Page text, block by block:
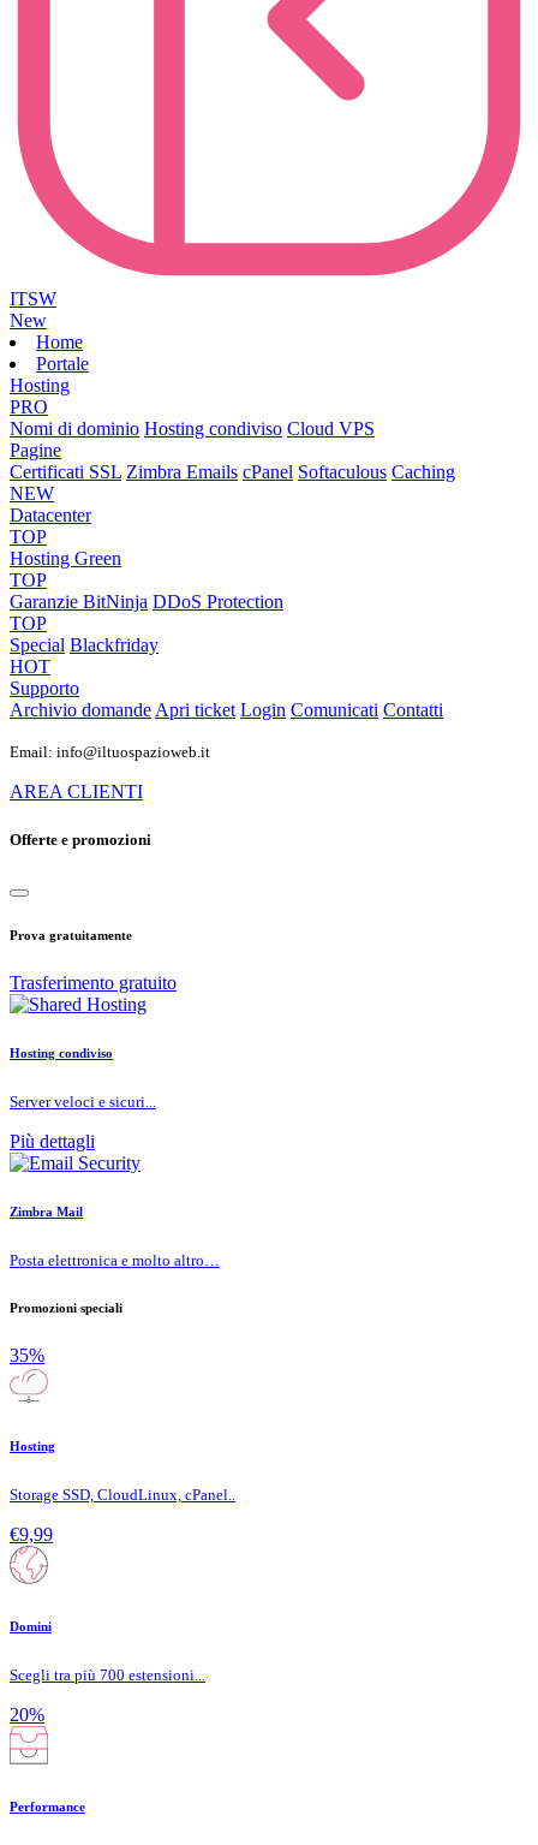
ITSW
New
Home
Portale
Hosting
PRO
Nomi di dominio Hosting condiviso Cloud VPS
Pagine
Certificati SSL Zimbra Emails cPanel Softaculous Caching
NEW
Datacenter
TOP
Hosting Green
TOP
Garanzie BitNinja DDoS Protection
TOP
Special Blackfriday
HOT
Supporto
Archivio domandeApri ticket Login Comunicati Contatti
Email: info@iltuospazioweb.it
AREA CLIENTI
Offerte e promozioni
Prova gratuitamente
Trasferimento gratuito
Hosting condiviso
Server veloci e sicuri...
Più dettagli
Zimbra Mail
Posta elettronica e molto altro…
Promozioni speciali
35%
Hosting
Storage SSD, CloudLinux, cPanel..
€9,99
Domini
Scegli tra più 700 estensioni...
20%
Performance